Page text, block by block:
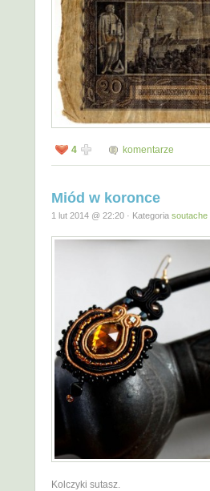
4 komentarze
Miód w koronce
1 lut 2014 @ 22:20 · Kategoria soutache
Kolczyki sutasz.